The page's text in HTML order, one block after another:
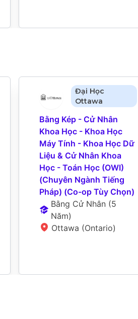
Đại Học
Ottawa
Bằng Kép - Cử Nhân
Khoa Học - Khoa Học
Máy Tính - Khoa Học Dữ
Liệu & Cử Nhân Khoa
Học - Toán Học (OWI)
(Chuyên Ngành Tiếng
Pháp) (Co-op Tùy Chọn)
Bằng Cử Nhân (5
Năm)
Ottawa (Ontario)